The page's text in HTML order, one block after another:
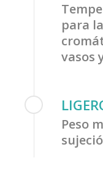
para
vasos
Peso